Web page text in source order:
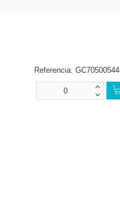
Referencia: GC70500544